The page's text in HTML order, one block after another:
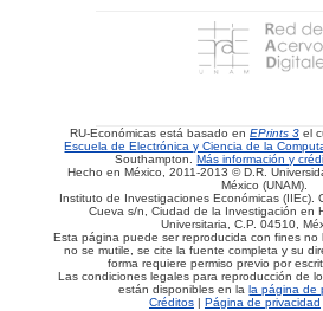
RU-Económicas está basado en EPrints 3 el
Escuela de Electrónica y Ciencia de la
Southampton.Más información y
Hecho en México, 2011-2013 © D.R.
México (UNAM).
Instituto de Investigaciones Económicas (IIEc).
Cueva s/n, Ciudad de la Investigación en
Universitaria, C.P. 04510,
Esta página puede ser reproducida con fines no
no se mutile, se cite la fuente completa y su
forma requiere permiso previo por
Las condiciones legales para reproducción de
están disponibles en lala página de
Créditos| Página de privacidad